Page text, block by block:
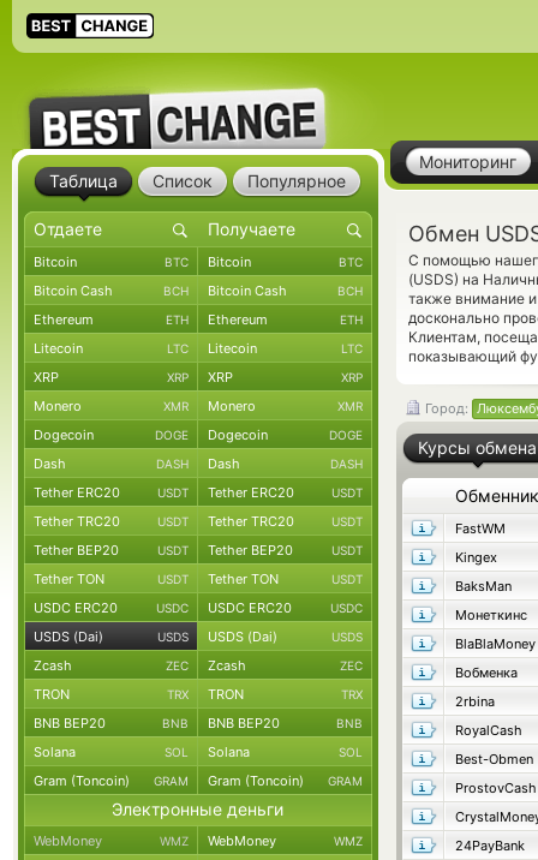
Мониторинг
Обмен
С помощью
(USDS) на
также внимание
досконально
Клиентам,
показывающий
Город:
Курсы обмена
Обменник
FastWM
Kingex
BaksMan
Монеткинс
BlaBlaMoney
Вобменка
2rbina
RoyalCash
Best-Obmen
ProstovCash
24PayBank
Таблица Список Популярное
Bitcoin BTC Bitcoin BTC
Bitcoin Cash BCH Bitcoin Cash BCH
Ethereum ETH Ethereum ETH
Litecoin LTC Litecoin LTC
XRP XRP XRP XRP
Monero XMR Monero XMR
Dogecoin DOGE Dogecoin DOGE
Dash DASH Dash DASH
Tether ERC20 USDT Tether ERC20 USDT
Tether TRC20 USDT Tether TRC20 USDT
Tether BEP20 USDT Tether BEP20 USDT
Tether TON USDT Tether TON USDT
USDC ERC20 USDC USDC ERC20 USDC
USDS (Dai) USDS USDS (Dai) USDS
Zcash ZEC Zcash ZEC
TRON TRX TRON TRX
BNB BEP20 BNB BNB BEP20 BNB
Solana SOL Solana SOL
Gram (Toncoin) GRAM Gram (Toncoin) GRAM
Электронные деньги
WebMoney WMZ WebMoney WMZ